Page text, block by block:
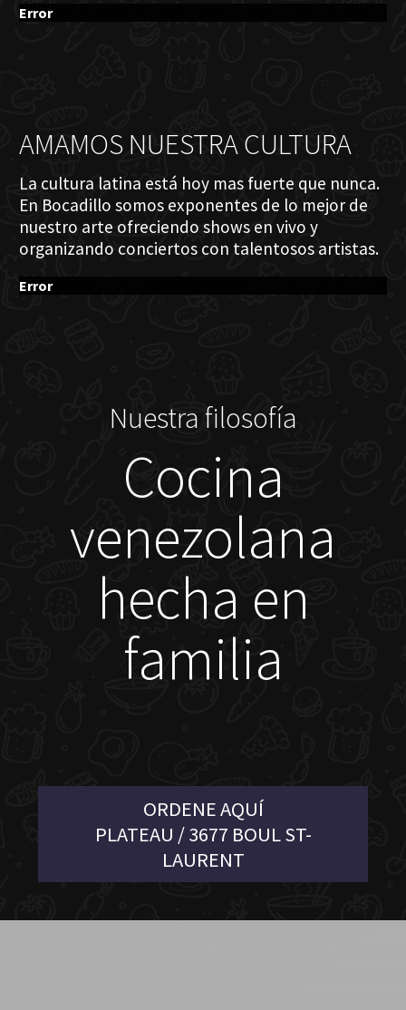
Error
AMAMOS NUESTRA CULTURA
La cultura latina está hoy mas fuerte que nunca.
En Bocadillo somos exponentes de lo mejor de
nuestro arte ofreciendo shows en vivo y
organizando conciertos con talentosos artistas.
Error
Nuestra filosofía
Cocina
venezolana
hecha en
familia
ORDENE AQUÍ
PLATEAU / 3677 BOUL ST-
LAURENT